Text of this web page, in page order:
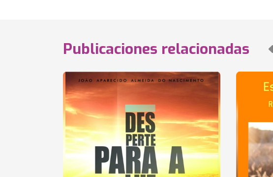
Publicaciones relacionadas